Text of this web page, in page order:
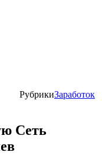
РубрикиЗаработок
Сеть